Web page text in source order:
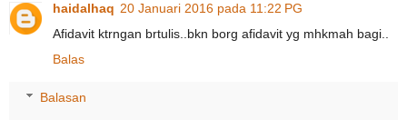
haidalhaq 20 Januari 2016 pada 11:22 PG
Afidavit ktrngan brtulis..bkn borg afidavit yg mhkmah bagi..
Balas
Balasan